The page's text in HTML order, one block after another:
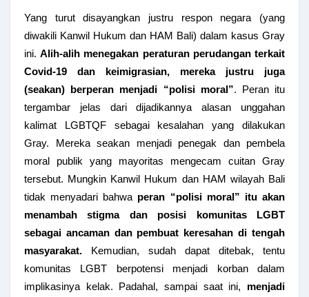
Yang turut disayangkan justru respon negara (yang
diwakili Kanwil Hukum dan HAM Bali) dalam kasus Gray
ini.Alih-alih menegakan peraturan perudangan terkait
Covid-19 dan keimigrasian, mereka justru juga
(seakan) berperan menjadi “polisi moral”. Peran itu
tergambar jelas dari dijadikannya alasan unggahan
kalimat LGBTQF sebagai kesalahan yang dilakukan
Gray. Mereka seakan menjadi penegak dan pembela
moral publik yang mayoritas mengecam cuitan Gray
tersebut. Mungkin Kanwil Hukum dan HAM wilayah Bali
tidak menyadari bahwa peran “polisi moral” itu akan
menambah stigma dan posisi komunitas LGBT
sebagai ancaman dan pembuat keresahan di tengah
masyarakat. Kemudian, sudah dapat ditebak, tentu
komunitas LGBT berpotensi menjadi korban dalam
implikasinya kelak. Padahal, sampai saat ini, menjadi